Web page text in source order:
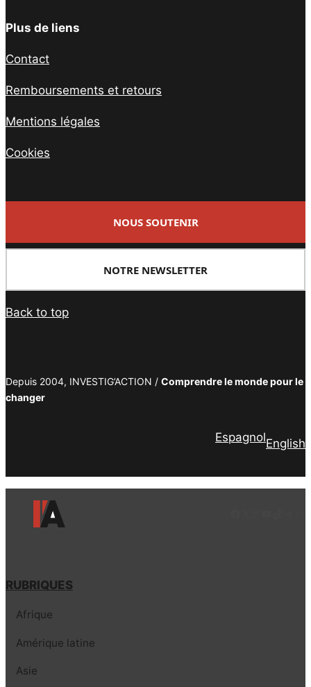
Plus de liens
Contact
Remboursements et retours
Mentions légales
Cookies
NOUS SOUTENIR
NOTRE NEWSLETTER
Back to top
Depuis 2004, INVESTIG’ACTION / Comprendre le monde pour le
changer
EspagnolEnglish
RUBRIQUES
Afrique
Amérique latine
Asie